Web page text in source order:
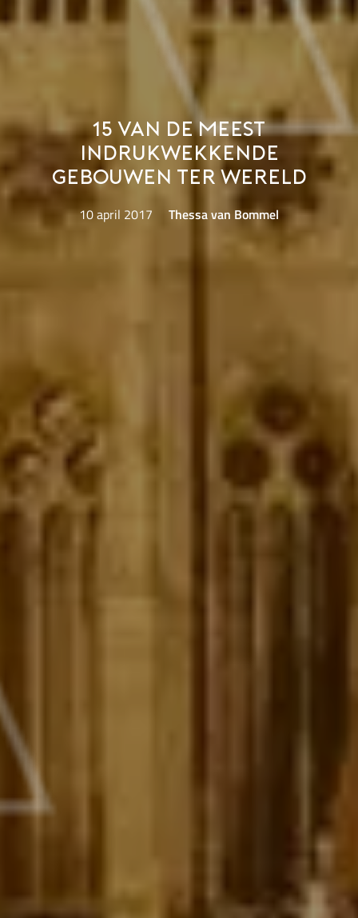
15 van de meest
indrukwekkende
gebouwen ter wereld
10 april 2017 Thessa van Bommel